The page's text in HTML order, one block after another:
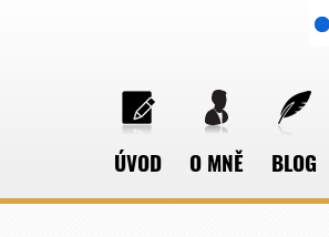
ÚVOD O MNĚ BLOG